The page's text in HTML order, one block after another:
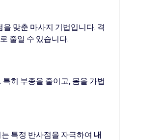
맞춘 마사지 기법입니다. 격
줄일 수 있습니다.
히 부종을 줄이고, 몸을 가볍
특정 반사점을 자극하여 내